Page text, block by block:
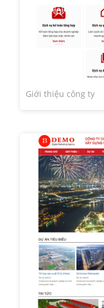
Giới thiệu công ty